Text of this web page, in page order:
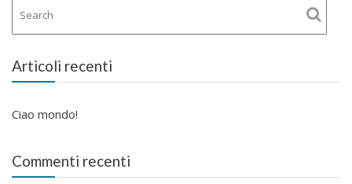
Articoli recenti
Ciao mondo!
Commenti recenti